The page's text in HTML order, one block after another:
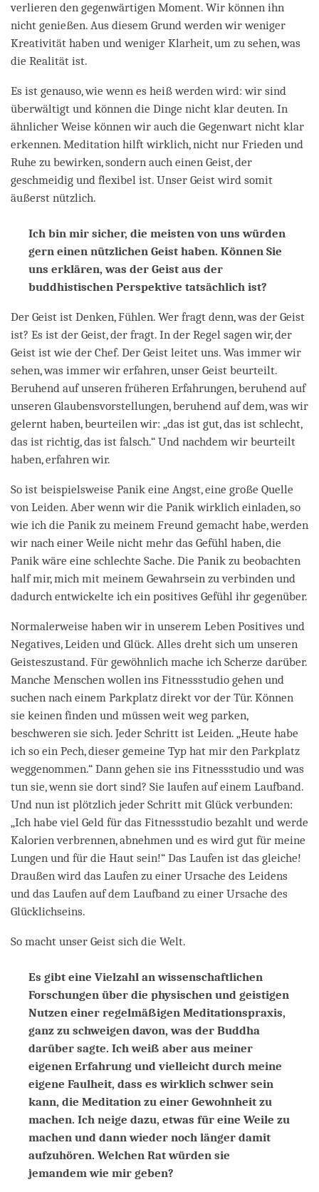
verlieren den gegenwärtigen Moment. Wir können ihn
nicht genießen. Aus diesem Grund werden wir weniger
Kreativität haben und weniger Klarheit, um zu sehen, was
die Realität ist.
Es ist genauso, wie wenn es heiß werden wird: wir sind
überwältigt und können die Dinge nicht klar deuten. In
ähnlicher Weise können wir auch die Gegenwart nicht klar
erkennen. Meditation hilft wirklich, nicht nur Frieden und
Ruhe zu bewirken, sondern auch einen Geist, der
geschmeidig und flexibel ist. Unser Geist wird somit
äußerst nützlich.
Ich bin mir sicher, die meisten von uns würden
gern einen nützlichen Geist haben. Können Sie
uns erklären, was der Geist aus der
buddhistischen Perspektive tatsächlich ist?
Der Geist ist Denken, Fühlen. Wer fragt denn, was der Geist
ist? Es ist der Geist, der fragt. In der Regel sagen wir, der
Geist ist wie der Chef. Der Geist leitet uns. Was immer wir
sehen, was immer wir erfahren, unser Geist beurteilt.
Beruhend auf unseren früheren Erfahrungen, beruhend auf
unseren Glaubensvorstellungen, beruhend auf dem, was wir
gelernt haben, beurteilen wir: „das ist gut, das ist schlecht,
das ist richtig, das ist falsch.“ Und nachdem wir beurteilt
haben, erfahren wir.
So ist beispielsweise Panik eine Angst, eine große Quelle
von Leiden. Aber wenn wir die Panik wirklich einladen, so
wie ich die Panik zu meinem Freund gemacht habe, werden
wir nach einer Weile nicht mehr das Gefühl haben, die
Panik wäre eine schlechte Sache. Die Panik zu beobachten
half mir, mich mit meinem Gewahrsein zu verbinden und
dadurch entwickelte ich ein positives Gefühl ihr gegenüber.
Normalerweise haben wir in unserem Leben Positives und
Negatives, Leiden und Glück. Alles dreht sich um unseren
Geisteszustand. Für gewöhnlich mache ich Scherze darüber.
Manche Menschen wollen ins Fitnessstudio gehen und
suchen nach einem Parkplatz direkt vor der Tür. Können
sie keinen finden und müssen weit weg parken,
beschweren sie sich. Jeder Schritt ist Leiden. „Heute habe
ich so ein Pech, dieser gemeine Typ hat mir den Parkplatz
weggenommen.“ Dann gehen sie ins Fitnessstudio und was
tun sie, wenn sie dort sind? Sie laufen auf einem Laufband.
Und nun ist plötzlich jeder Schritt mit Glück verbunden:
„Ich habe viel Geld für das Fitnessstudio bezahlt und werde
Kalorien verbrennen, abnehmen und es wird gut für meine
Lungen und für die Haut sein!“ Das Laufen ist das gleiche!
Draußen wird das Laufen zu einer Ursache des Leidens
und das Laufen auf dem Laufband zu einer Ursache des
Glücklichseins.
So macht unser Geist sich die Welt.
Es gibt eine Vielzahl an wissenschaftlichen
Forschungen über die physischen und geistigen
Nutzen einer regelmäßigen Meditationspraxis,
ganz zu schweigen davon, was der Buddha
darüber sagte. Ich weiß aber aus meiner
eigenen Erfahrung und vielleicht durch meine
eigene Faulheit, dass es wirklich schwer sein
kann, die Meditation zu einer Gewohnheit zu
machen. Ich neige dazu, etwas für eine Weile zu
machen und dann wieder noch länger damit
aufzuhören. Welchen Rat würden sie
jemandem wie mir geben?